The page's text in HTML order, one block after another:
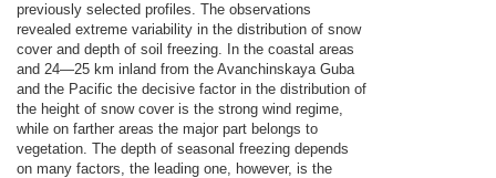
previously selected profiles. The observations
revealed extreme variability in the distribution of snow
cover and depth of soil freezing. In the coastal areas
and 24—25 km inland from the Avanchinskaya Guba
and the Pacific the decisive factor in the distribution of
the height of snow cover is the strong wind regime,
while on farther areas the major part belongs to
vegetation. The depth of seasonal freezing depends
on many factors, the leading one, however, is the